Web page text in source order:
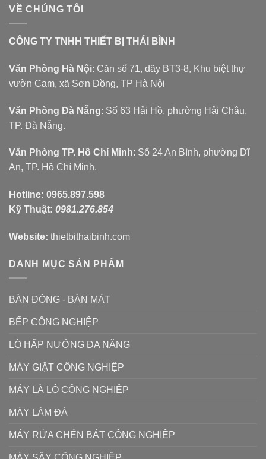
VỀ CHÚNG TÔI
CÔNG TY TNHH THIẾT BỊ THÁI BÌNH
Văn Phòng Hà Nội: Căn số 71, dãy BT3-8, Khu biệt thự
vườn Cam, xã Sơn Đồng, TP Hà Nội
Văn Phòng Đà Nẵng: Số 63 Hải Hồ, phường Hải Châu,
TP. Đà Nẵng.
Văn Phòng TP. Hồ Chí Minh: Số 24 An Bình, phường Dĩ
An, TP. Hồ Chí Minh.
Hotline: 0965.897.598
Kỹ Thuật: 0981.276.854
Website: thietbithaibinh.com
DANH MỤC SẢN PHẨM
BÀN ĐÔNG - BÀN MÁT
BẾP CÔNG NGHIỆP
LÒ HẤP NƯỚNG ĐA NĂNG
MÁY GIẶT CÔNG NGHIỆP
MÁY LÀ LÔ CÔNG NGHIỆP
MÁY LÀM ĐÁ
MÁY RỬA CHÉN BÁT CÔNG NGHIỆP